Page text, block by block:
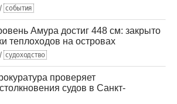
/ события
Амура достиг 448 см: закрыто
теплоходов на островах
/ судоходство
проверяет
судов в Санкт-